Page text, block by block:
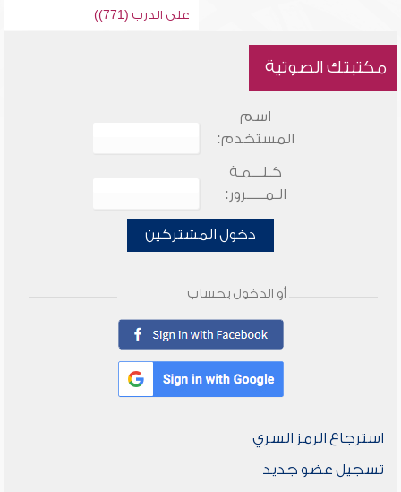
على الدرب (771))
مكتبتك الصوتية
اسم
المستخدم:
كـلـــمـة
الـمـــــرور:
دخول المشتركين
أو الدخول بحساب
استرجاع الرمز السري
تسجيل عضو جديد